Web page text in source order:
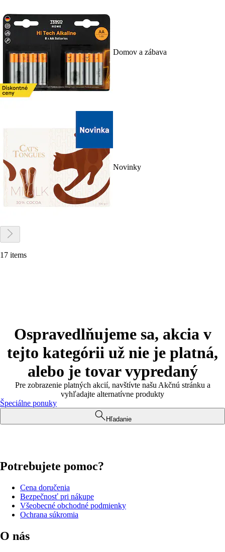
Domov a zábava
Novinky
17 items
Ospravedlňujeme sa, akcia v
tejto kategórii už nie je platná,
alebo je tovar vypredaný
Pre zobrazenie platných akcií, navštívte našu Akčnú stránku a
vyhľadajte alternatívne produkty
Špeciálne ponuky
Hľadanie
Potrebujete pomoc?
Cena doručenia
Bezpečnosť pri nákupe
Všeobecné obchodné podmienky
Ochrana súkromia
O nás